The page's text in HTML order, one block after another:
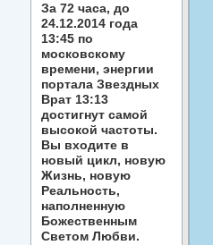
За 72 часа, до
24.12.2014 года
13:45 по
московскому
времени, энергии
портала Звездных
Врат 13:13
достигнут самой
высокой частоты.
Вы входите в
новый цикл, новую
Жизнь, новую
Реальность,
наполненную
Божественным
Светом Любви.